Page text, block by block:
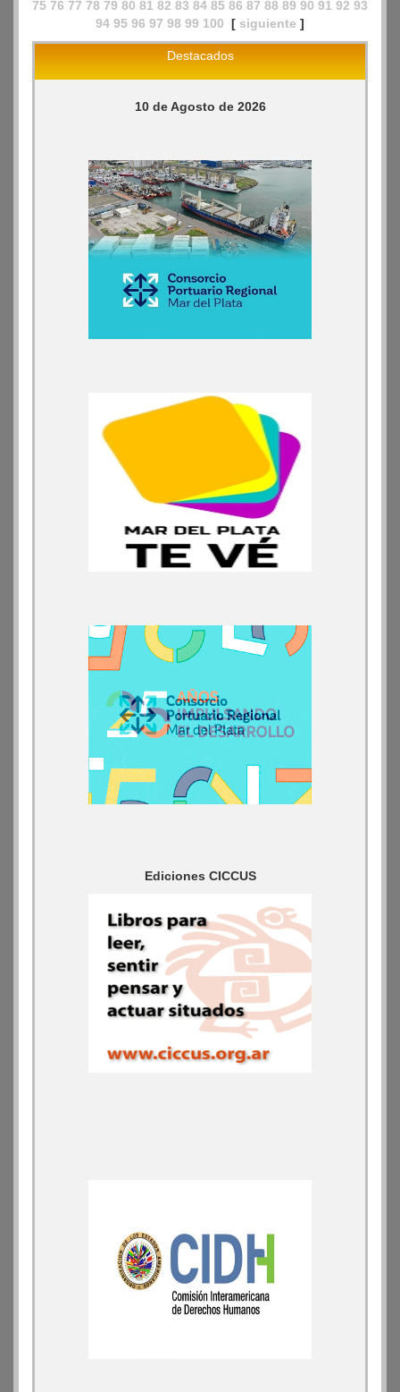
75 76 77 78 79 80 81 82 83 84 85 86 87 88 89 90 91 92 93
94 95 96 97 98 99 100 [ siguiente ]
Destacados
10 de Agosto de 2026
Ediciones CICCUS